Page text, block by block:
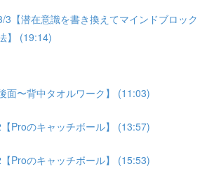
3【潜在意識を書き換えてマインドブロック
】 (19:14)
面〜背中タオルワーク】 (11:03)
Proのキャッチボール】 (13:57)
Proのキャッチボール】 (15:53)